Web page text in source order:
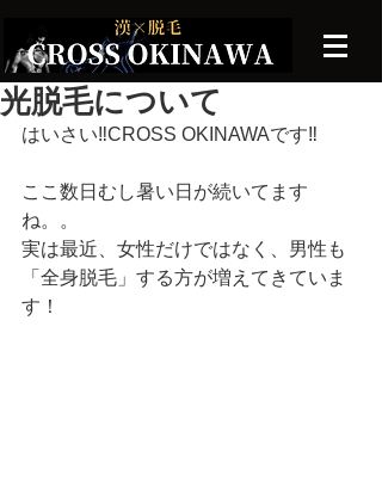
光脱毛について
はいさい‼︎CROSS OKINAWAです‼︎
ここ数日むし暑い日が続いてます
ね。。
実は最近、女性だけではなく、男性も
「全身脱毛」する方が増えてきていま
す！